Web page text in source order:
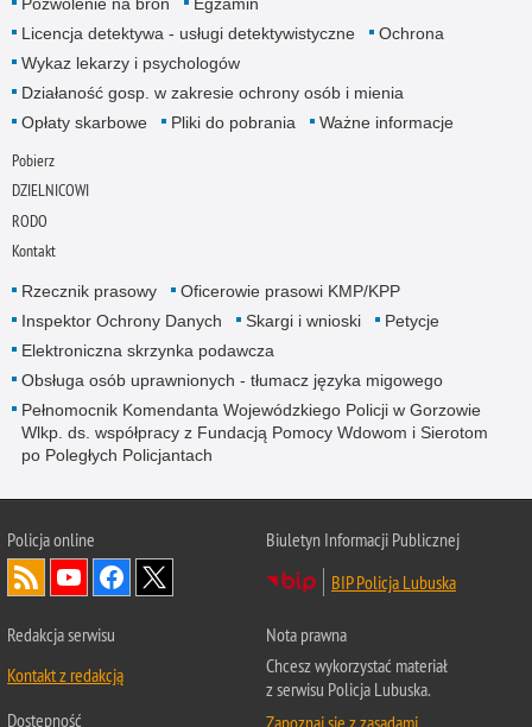
Licencja detektywa - usługi detektywistyczne
Ochrona
Wykaz lekarzy i psychologów
Działaność gosp. w zakresie ochrony osób i mienia
Opłaty skarbowe
Pliki do pobrania Ważne informacje
Pobierz
DZIELNICOWI
RODO
Kontakt
Rzecznik prasowy
Oficerowie prasowi KMP/KPP
Inspektor Ochrony Danych
Skargi i wnioski
Petycje
Elektroniczna skrzynka podawcza
Obsługa osób uprawnionych - tłumacz języka migowego
Pełnomocnik Komendanta Wojewódzkiego Policji w Gorzowie
Wlkp. ds. współpracy z Fundacją Pomocy Wdowom i Sierotom
po Poległych Policjantach
Policja online
Biuletyn Informacji Publicznej
BIP Policja Lubuska
Redakcja serwisu
Kontakt z redakcją
Dostępność
Nota prawna
Chcesz wykorzystać materiał
z serwisu Policja Lubuska.